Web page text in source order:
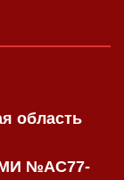
область
№AC77-